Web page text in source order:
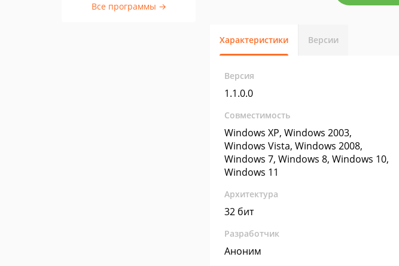
Все программы →
Характеристики Версии
Версия
1.1.0.0
Совместимость
Windows XP, Windows 2003,
Windows Vista, Windows 2008,
Windows 7, Windows 8, Windows 10,
Windows 11
Архитектура
32 бит
Разработчик
Аноним